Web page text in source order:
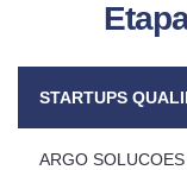
STARTUPS
ARGO